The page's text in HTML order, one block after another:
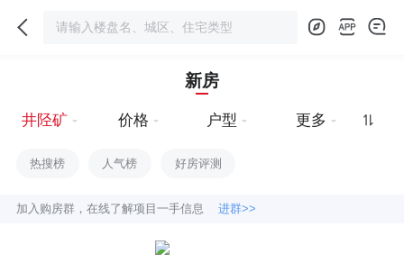
新房
井陉矿 价格 户型 更多
热搜榜 人气榜 好房评测
加入购房群，在线了解项目一手信息 进群>>